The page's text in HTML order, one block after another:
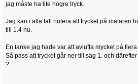
jag måste ha lite högre tryck.
Jag kan i alla fall notera att trycket på mätaren
till 1.4 nu.
En tanke jag hade var att avlufta mycket på
Så pass att trycket går ner till säg 1. och
?